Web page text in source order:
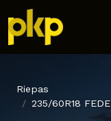
Riepas
235/60R18